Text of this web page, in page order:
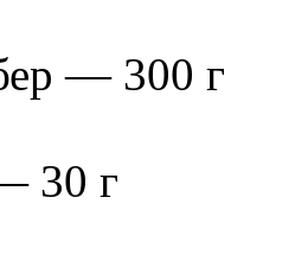
— 300 г
30 г